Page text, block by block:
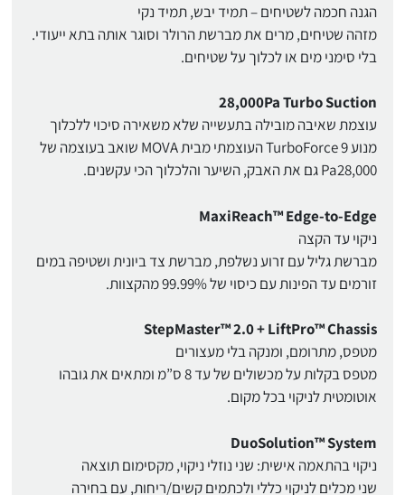
הגנה חכמה לשטיחים – תמיד יבש, תמיד נקי
מזהה שטיחים, מרים את מברשת הרולר וסוגר אותה בתא ייעודי.
בלי סימני מים או לכלוך על שטיחים.
28,000Pa Turbo Suction
עוצמת שאיבה מובילה בתעשייה שלא משאירה סיכוי ללכלוך
מנוע TurboForce 9 העוצמתי מבית MOVA שואב בעוצמה של
Pa28,000 גם את האבק, השיער והלכלוך הכי עקשנים.
MaxiReach™ Edge-to-Edge
ניקוי עד הקצה
מברשת גליל עם זרוע נשלפת, מברשת צד ביונית ושטיפה במים
זורמים עד הפינות עם כיסוי של 99.99% מהקצוות.
StepMaster™ 2.0 + LiftPro™ Chassis
מטפס, מתרומם, ומנקה בלי מעצורים
מטפס בקלות על מכשולים של עד 8 ס”מ ומתאים את גובהו
אוטומטית לניקוי בכל מקום.
DuoSolution™ System
ניקוי בהתאמה אישית: שני נוזלי ניקוי, מקסימום תוצאה
שני מכלים לניקוי כללי ולכתמים קשים/ריחות, עם בחירה